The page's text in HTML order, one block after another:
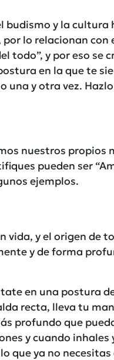
budismo y la cultura
lo relacionan con
todo”, y por eso se
en la que te
una y otra vez.
nuestros propios
pueden ser
ejemplos.
vida, y el origen de
y de forma
en una postura
recta, lleva tu
profundo que
y cuando inhales
que ya no necesitas